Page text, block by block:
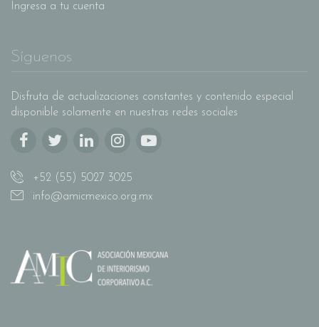
Ingresa a tu cuenta
Síguenos
Disfruta de actualizaciones constantes y contenido especial
disponible solamente en nuestras redes sociales
+52 (55) 5027 3025
info@amicmexico.org.mx